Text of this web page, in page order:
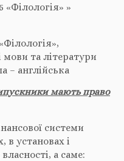
«Філологія» »
мови та літератури
– англійська
мають право
системи
в установах і
а саме: